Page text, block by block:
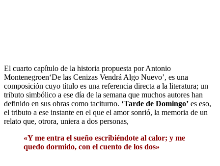
El cuarto capítulo de la historia propuesta por Antonio
Montenegroen‘De las Cenizas Vendrá Algo Nuevo’, es una
composición cuyo título es una referencia directa a la literatura; un
tributo simbólico a ese día de la semana que muchos autores han
definido en sus obras como taciturno. ‘Tarde de Domingo’ es eso,
el tributo a ese instante en el que el amor sonrió, la memoria de un
relato que, otrora, uniera a dos personas,
«Y me entra el sueño escribiéndote al calor; y me
quedo dormido, con el cuento de los dos»